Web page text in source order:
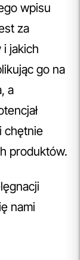
wpisu
za
i jakich
go na
a
chętnie
produktów.
nami